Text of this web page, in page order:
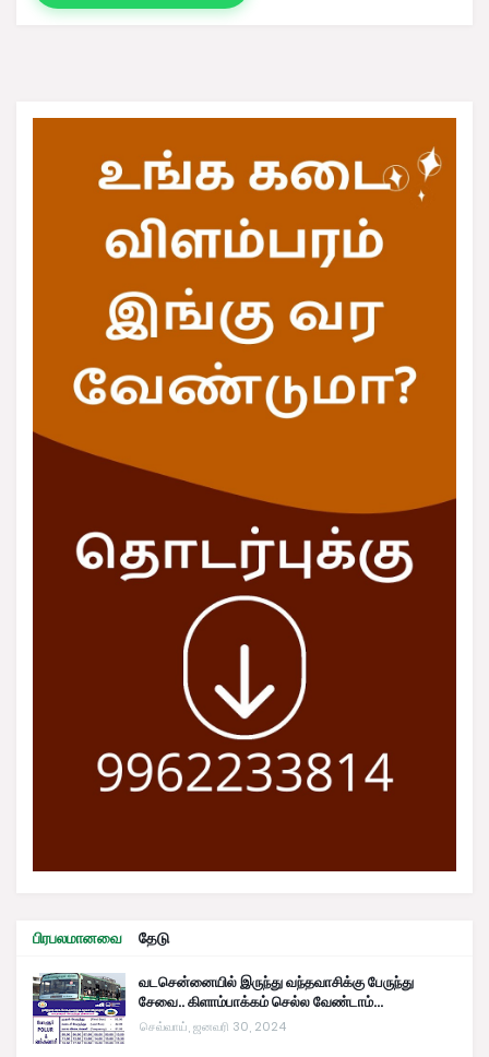
பிரபலமானவை தேடு
வடசென்னையில் இருந்து வந்தவாசிக்கு பேருந்து
சேவை.. கிளாம்பாக்கம் செல்ல வேண்டாம்...
செவ்வாய், ஜனவரி 30, 2024